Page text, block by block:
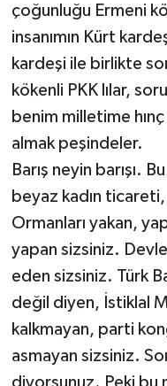
çoğunluğu Ermeni
insanımın Kürt
kardeşi ile birlikte
kökenli PKK lılar,
benim milletime
almak peşindeler.
Barış neyin barışı.
beyaz kadın ticareti,
Ormanları yakan,
yapan sizsiniz.
eden sizsiniz. Türk
değil diyen, İstiklal
kalkmayan, parti
asmayan sizsiniz.
diyorsunuz. Peki bu